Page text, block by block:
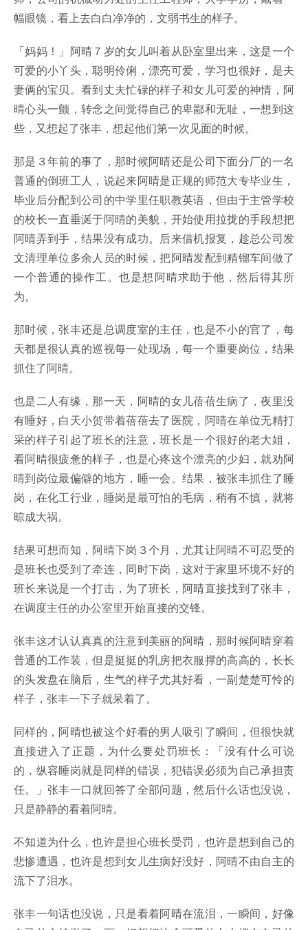
幅眼镜，看上去白白净净的，文弱书生的样子。
「妈妈！」阿晴７岁的女儿叫着从卧室里出来，这是一个
可爱的小丫头，聪明伶俐，漂亮可爱，学习也很好，是夫
妻俩的宝贝。看到丈夫忙碌的样子和女儿可爱的神情，阿
晴心头一颤，转念之间觉得自己的卑鄙和无耻，一想到这
些，又想起了张丰，想起他们第一次见面的时候。
那是３年前的事了，那时候阿晴还是公司下面分厂的一名
普通的倒班工人，说起来阿晴是正规的师范大专毕业生，
毕业后分配到公司的中学里任职教英语，但由于主管学校
的校长一直垂涎于阿晴的美貌，开始使用拉拢的手段想把
阿晴弄到手，结果没有成功。后来借机报复，趁总公司发
文清理单位多余人员的时候，把阿晴发配到精镏车间做了
一个普通的操作工。也是想阿晴求助于他，然后得其所
为。
那时候，张丰还是总调度室的主任，也是不小的官了，每
天都是很认真的巡视每一处现场，每一个重要岗位，结果
抓住了阿晴。
也是二人有缘，那一天，阿晴的女儿蓓蓓生病了，夜里没
有睡好，白天小贺带着蓓蓓去了医院，阿晴在单位无精打
采的样子引起了班长的注意，班长是一个很好的老大姐，
看阿晴很疲惫的样子，也是心疼这个漂亮的少妇，就劝阿
晴到岗位最偏僻的地方，睡一会。结果，被张丰抓住了睡
岗，在化工行业，睡岗是最可怕的毛病，稍有不慎，就将
晾成大祸。
结果可想而知，阿晴下岗３个月，尤其让阿晴不可忍受的
是班长也受到了牵连，同时下岗，这对于家里环境不好的
班长来说是一个打击，为了班长，阿晴直接找到了张丰，
在调度主任的办公室里开始直接的交锋。
张丰这才认认真真的注意到美丽的阿晴，那时候阿晴穿着
普通的工作装，但是挺挺的乳房把衣服撑的高高的，长长
的头发盘在脑后，生气的样子尤其好看，一副楚楚可怜的
样子，张丰一下子就呆着了。
同样的，阿晴也被这个好看的男人吸引了瞬间，但很快就
直接进入了正题，为什么要处罚班长：「没有什么可说
的，纵容睡岗就是同样的错误，犯错误必须为自己承担责
任。」张丰一口就回答了全部问题，然后什么话也没说，
只是静静的看着阿晴。
不知道为什么，也许是担心班长受罚，也许是想到自己的
悲惨遭遇，也许是想到女儿生病好没好，阿晴不由自主的
流下了泪水。
张丰一句话也没说，只是看着阿晴在流泪，一瞬间，好像